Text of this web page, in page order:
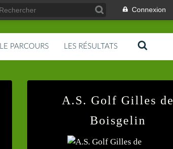
Connexion
LE PARCOURS LES RÉSULTATS
A.S. Golf Gilles de
Boisgelin